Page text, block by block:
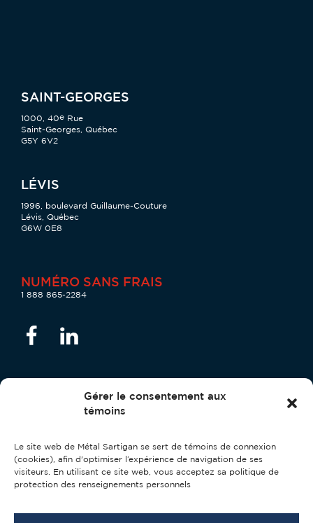
Gérer le consentement aux
témoins
Le site web de Métal Sartigan se sert de témoins de connexion
(cookies), afin d'optimiser l’expérience de navigation de ses
visiteurs. En utilisant ce site web, vous acceptez sa politique de
protection des renseignements personnels
SAINT-GEORGES
1000, 40e Rue
Saint-Georges, Québec
G5Y 6V2
LÉVIS
1996, boulevard Guillaume-Couture
Lévis, Québec
G6W 0E8
NUMÉRO SANS FRAIS
1 888 865-2284
personnels
confidentialite@metalsartigan.com
Politique de protection des renseignements personnels
Licence RBQ: 2868-9818-26